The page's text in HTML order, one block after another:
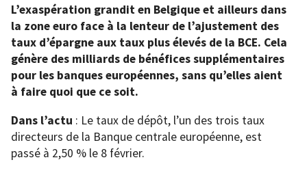
L’exaspération grandit en Belgique et ailleurs dans
la zone euro face à la lenteur de l’ajustement des
taux d’épargne aux taux plus élevés de la BCE. Cela
génère des milliards de bénéfices supplémentaires
pour les banques européennes, sans qu’elles aient
à faire quoi que ce soit.
Dans l’actu : Le taux de dépôt, l’un des trois taux
directeurs de la Banque centrale européenne, est
passé à 2,50 % le 8 février.